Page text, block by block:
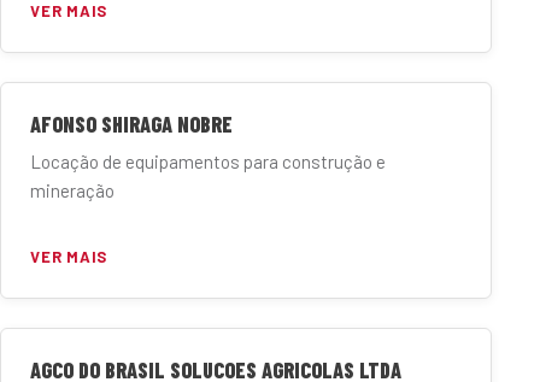
VER MAIS
AFONSO SHIRAGA NOBRE
Locação de equipamentos para construção e
mineração
VER MAIS
AGCO DO BRASIL SOLUCOES AGRICOLAS LTDA